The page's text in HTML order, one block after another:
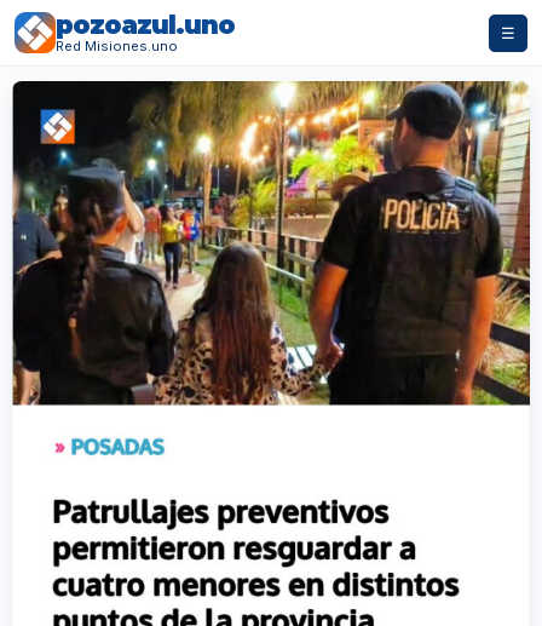
pozoazul.uno
Red Misiones.uno
☰